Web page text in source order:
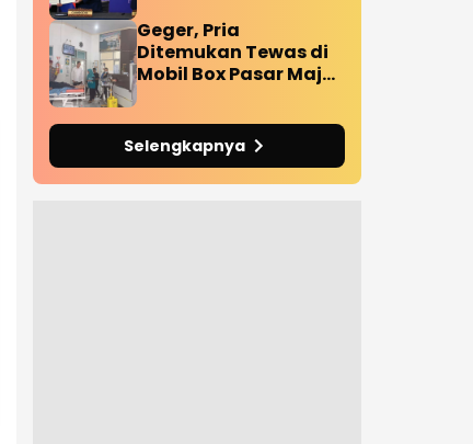
Ranjau Darat
Diperbatasan
Geger, Pria
Ditemukan Tewas di
Mobil Box Pasar Maja
Selengkapnya